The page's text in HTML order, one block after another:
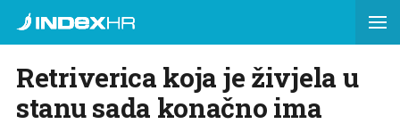
Retriverica koja je živjela u
stanu sada konačno ima